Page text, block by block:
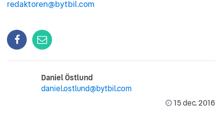
redaktoren@bytbil.com
Daniel Östlund
daniel.ostlund@bytbil.com
15 dec. 2016